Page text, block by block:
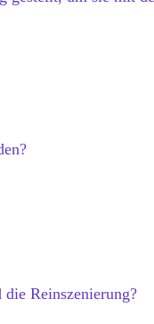
Reinszenierung?